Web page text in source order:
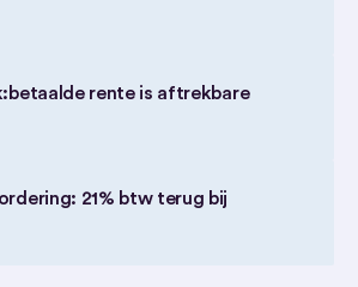
rente is aftrekbare
21% btw terug bij